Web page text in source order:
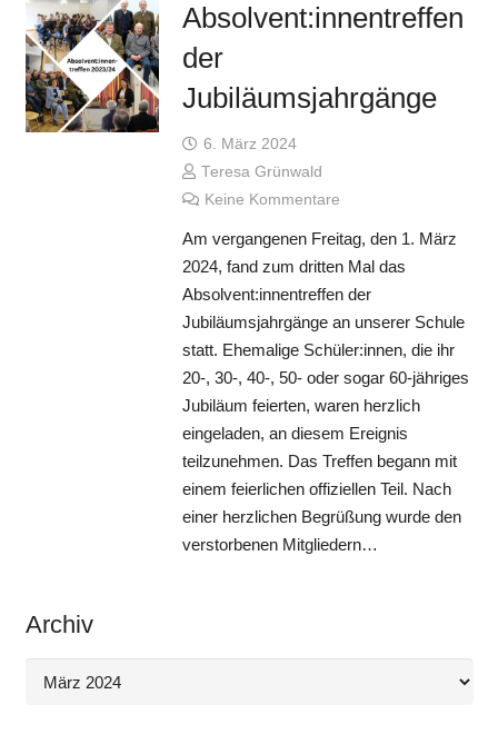
Absolvent:innentreffen
der
Jubiläumsjahrgänge
6. März 2024
Teresa Grünwald
Keine Kommentare
Am vergangenen Freitag, den 1. März
2024, fand zum dritten Mal das
Absolvent:innentreffen der
Jubiläumsjahrgänge an unserer Schule
statt. Ehemalige Schüler:innen, die ihr
20-, 30-, 40-, 50- oder sogar 60-jähriges
Jubiläum feierten, waren herzlich
eingeladen, an diesem Ereignis
teilzunehmen. Das Treffen begann mit
einem feierlichen offiziellen Teil. Nach
einer herzlichen Begrüßung wurde den
verstorbenen Mitgliedern…
Archiv